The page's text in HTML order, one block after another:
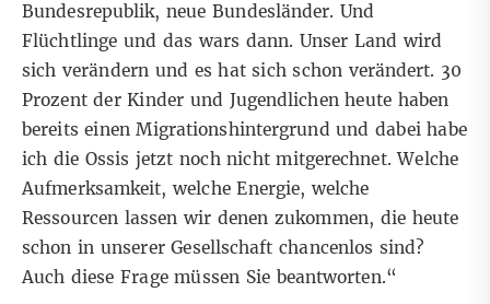
Bundesrepublik, neue Bundesländer. Und
Flüchtlinge und das wars dann. Unser Land wird
sich verändern und es hat sich schon verändert. 30
Prozent der Kinder und Jugendlichen heute haben
bereits einen Migrationshintergrund und dabei habe
ich die Ossis jetzt noch nicht mitgerechnet. Welche
Aufmerksamkeit, welche Energie, welche
Ressourcen lassen wir denen zukommen, die heute
schon in unserer Gesellschaft chancenlos sind?
Auch diese Frage müssen Sie beantworten.“